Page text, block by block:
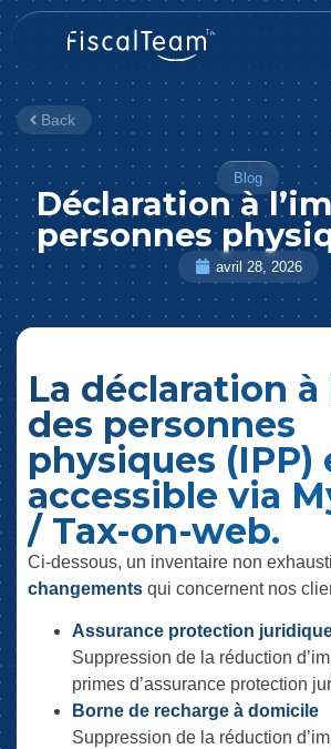
Back
Blog
Déclaration à
personnes
avril 28, 2026
La déclaration à
des personnes
physiques (IPP)
accessible via
/ Tax-on-web.
Ci-dessous, un inventaire non
changements qui concernent nos
Assurance protection
Suppression de la réduction
primes d’assurance protection
Borne de recharge à domicile
Suppression de la réduction